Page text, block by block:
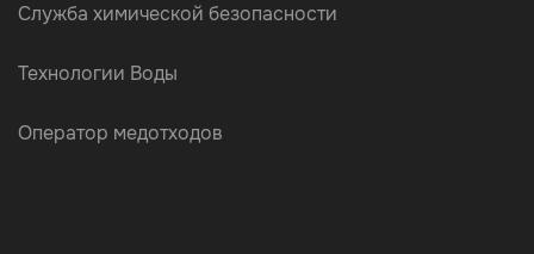
Служба химической безопасности
Технологии Воды
Оператор медотходов